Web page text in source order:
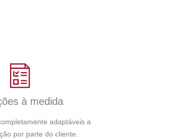
à medida
adaptáveis a
por parte do cliente.